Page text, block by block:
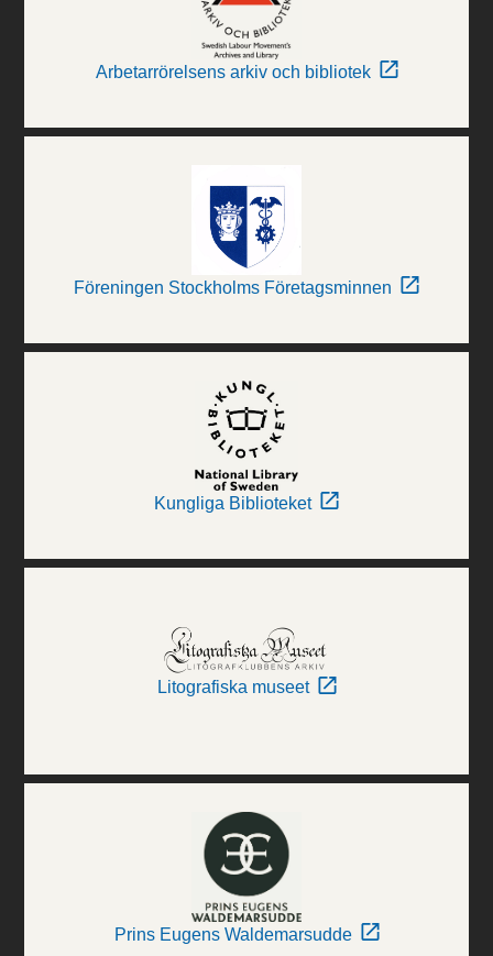
Arbetarrörelsens arkiv och bibliotek
Föreningen Stockholms Företagsminnen
Kungliga Biblioteket
Litografiska museet
Prins Eugens Waldemarsudde